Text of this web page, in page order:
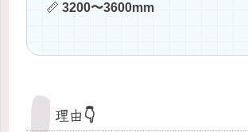
📏 3200〜3600mm
理由👇